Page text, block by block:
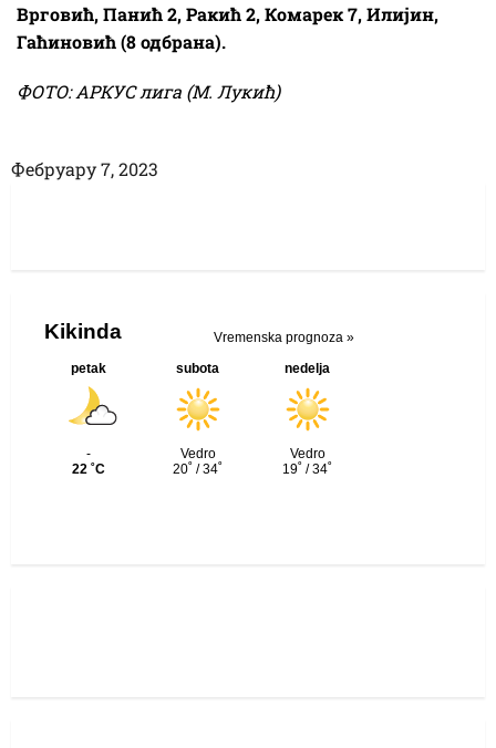
Врговић, Панић 2, Ракић 2, Комарек 7, Илијин,
Гаћиновић (8 одбрана).
ФОТО: АРКУС лига (М. Лукић)
Фебруарy 7, 2023